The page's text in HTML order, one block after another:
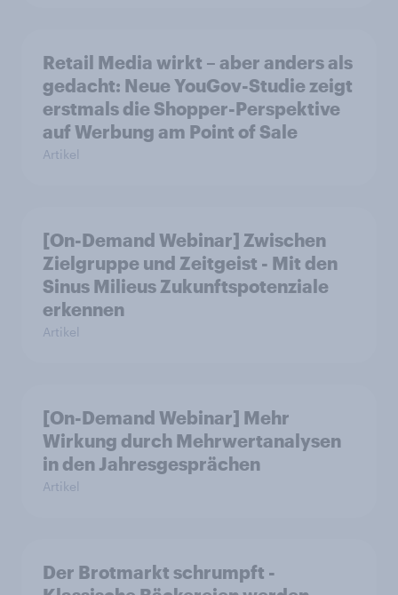
Retail Media wirkt – aber anders als
gedacht: Neue YouGov-Studie zeigt
erstmals die Shopper-Perspektive
auf Werbung am Point of Sale
Artikel
[On-Demand Webinar] Zwischen
Zielgruppe und Zeitgeist - Mit den
Sinus Milieus Zukunftspotenziale
erkennen
Artikel
[On-Demand Webinar] Mehr
Wirkung durch Mehrwertanalysen
in den Jahresgesprächen
Artikel
Der Brotmarkt schrumpft -